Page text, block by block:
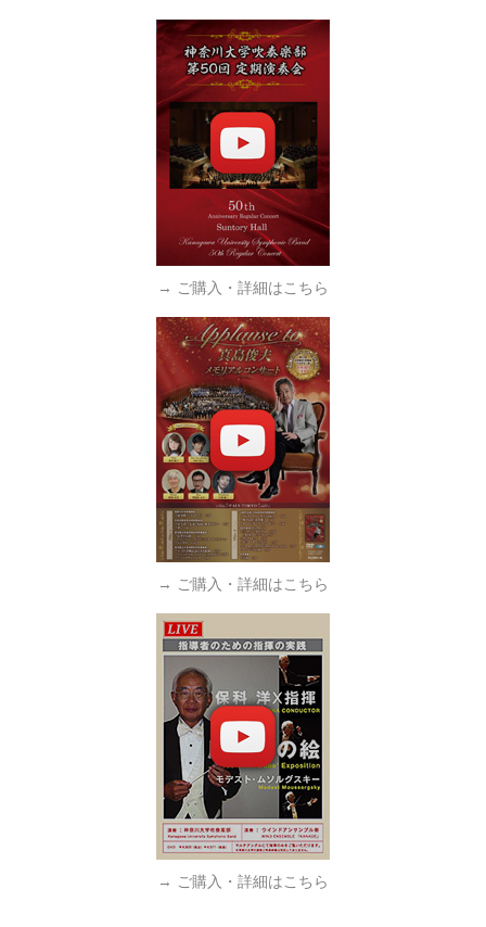
→ ご購入・詳細はこちら
→ ご購入・詳細はこちら
→ ご購入・詳細はこちら